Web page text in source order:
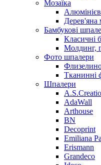
Мозаїка
Дерев'яна
Бамбукові
Класичні
Молдинг,
Фото шпалери
Тканинні
Шпалери
AdaWall
Arthouse
BN
Decoprint
Emiliana
Erismann
Grandeco